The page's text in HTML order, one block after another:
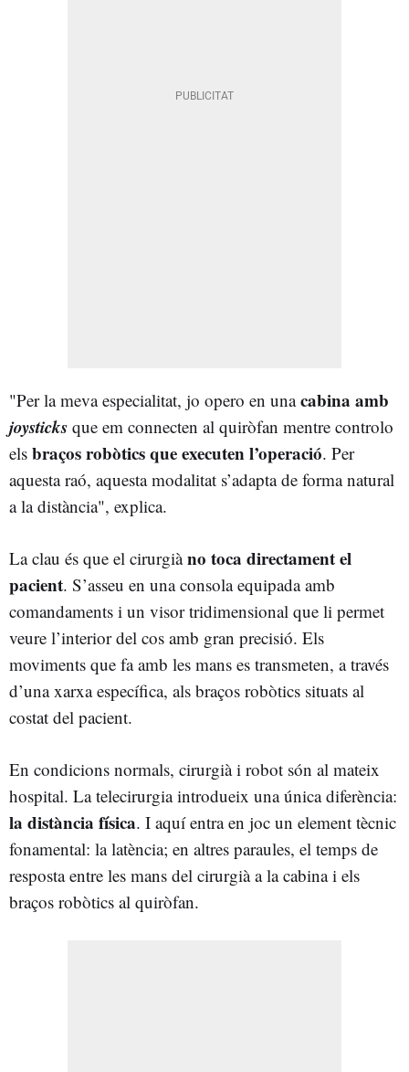
"Per la meva especialitat, jo opero en unacabina amb
joysticks que em connecten al quiròfan mentre controlo
els braços robòtics que executen l’operació. Per
aquesta raó, aquesta modalitat s’adapta de forma natural
a la distància", explica.
La clau és que el cirurgiàno toca directament el
pacient. S’asseu en una consola equipada amb
comandaments i un visor tridimensional que li permet
veure l’interior del cos amb gran precisió. Els
moviments que fa amb les mans es transmeten, a través
d’una xarxa específica, als braços robòtics situats al
costat del pacient.
En condicions normals, cirurgià i robot són al mateix
hospital. La telecirurgia introdueix una única diferència:
la distància física. I aquí entra en joc un element tècnic
fonamental: la latència; en altres paraules, el temps de
resposta entre les mans del cirurgià a la cabina i els
braços robòtics al quiròfan.